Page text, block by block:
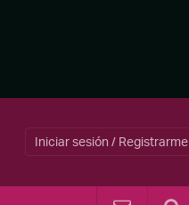
Iniciar sesión / Registrarme